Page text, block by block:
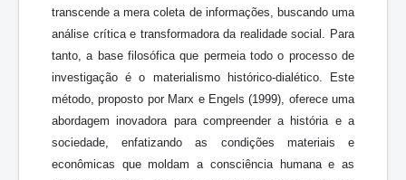
transcende a mera coleta de informações, buscando uma
análise crítica e transformadora da realidade social. Para
tanto, a base filosófica que permeia todo o processo de
investigação é o materialismo histórico-dialético. Este
método, proposto por Marx e Engels (1999), oferece uma
abordagem inovadora para compreender a história e a
sociedade, enfatizando as condições materiais e
econômicas que moldam a consciência humana e as